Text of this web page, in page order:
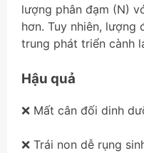
lượng phân đạm (N)
hơn. Tuy nhiên, lượng
trung phát triển cành
Hậu quả
❌ Mất cân đối dinh
❌ Trái non dễ rụng